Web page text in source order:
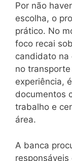
Por não
escolha, o
prático. No
foco recai
candidato na
no
experiência,
documentos
trabalho e
área.
A banca